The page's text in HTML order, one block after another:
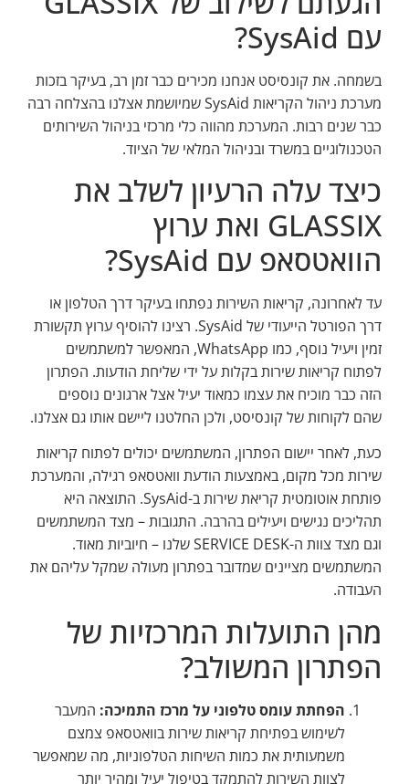
עם SysAid?
בשמחה. את קונסיסט אנחנו מכירים כבר זמן רב, בעיקר בזכות
מערכת ניהול הקריאות SysAid שמיושמת אצלנו בהצלחה רבה
כבר שנים רבות. המערכת מהווה כלי מרכזי בניהול השירותים
הטכנולוגיים במשרד ובניהול המלאי של הציוד.
כיצד עלה הרעיון לשלב את
GLASSIX ואת ערוץ
הוואטסאפ עם SysAid?
עד לאחרונה, קריאות השירות נפתחו בעיקר דרך הטלפון או
דרך הפורטל הייעודי של SysAid. רצינו להוסיף ערוץ תקשורת
זמין ויעיל נוסף, כמו WhatsApp, המאפשר למשתמשים
לפתוח קריאות שירות בקלות על ידי שליחת הודעות. הפתרון
הזה כבר מוכיח את עצמו כמאוד יעיל אצל ארגונים נוספים
שהם לקוחות של קונסיסט, ולכן החלטנו ליישם אותו גם אצלנו.
כעת, לאחר יישום הפתרון, המשתמשים יכולים לפתוח קריאות
שירות מכל מקום, באמצעות הודעת וואטסאפ רגילה, והמערכת
פותחת אוטומטית קריאת שירות ב-SysAid. התוצאה היא
תהליכים נגישים ויעילים בהרבה. התגובות – מצד המשתמשים
וגם מצד צוות ה-SERVICE DESK שלנו – חיוביות מאוד.
המשתמשים מציינים שמדובר בפתרון מעולה שמקל עליהם את
העבודה.
מהן התועלות המרכזיות של
הפתרון המשולב?
הפחתת עומס טלפוני על מרכז התמיכה: המעבר
לשימוש בפתיחת קריאות שירות בוואטסאפ צמצם
משמעותית את כמות השיחות הטלפוניות, מה שמאפשר
לצוות השירות להתמקד בטיפול יעיל ומהיר יותר